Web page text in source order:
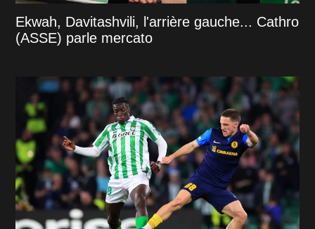
Ekwah, Davitashvili, l'arrière gauche... Cathro
(ASSE) parle mercato